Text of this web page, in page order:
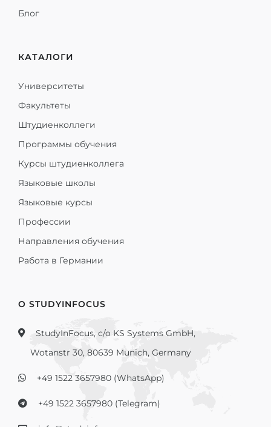
Блог
КАТАЛОГИ
Университеты
Факультеты
Штудиенколлеги
Программы обучения
Курсы штудиенколлега
Языковые школы
Языковые курсы
Профессии
Направления обучения
Работа в Германии
О STUDYINFOCUS
StudyInFocus, c/o KS Systems GmbH,
Wotanstr 30, 80639 Munich, Germany
+49 1522 3657980 (WhatsApp)
+49 1522 3657980 (Telegram)